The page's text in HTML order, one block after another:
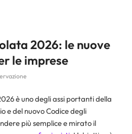
2026: le nuove
le imprese
è uno degli assi portanti della
e del nuovo Codice degli
più semplice e mirato il